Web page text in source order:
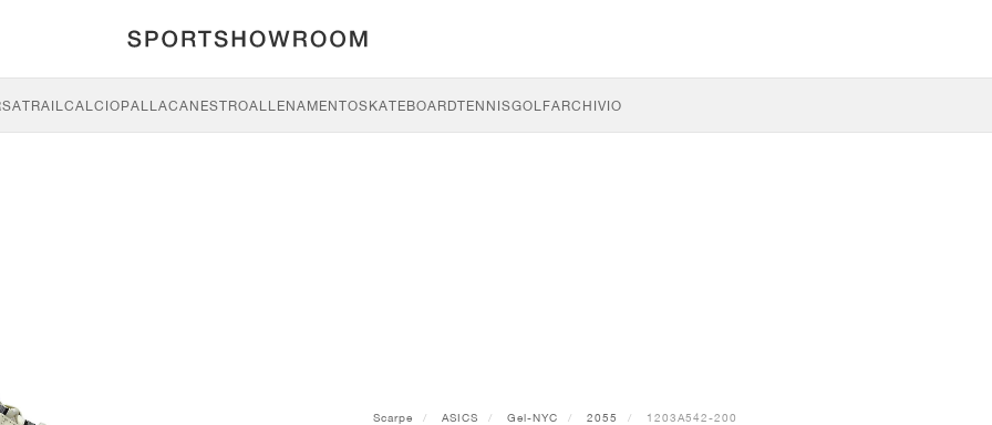
TRAILCALCIOPALLACANESTROALLENAMENTOSKATEBOARDTENNISGOLFARCHIVIO
Scarpe ASICS Gel-NYC 2055 1203A542-200